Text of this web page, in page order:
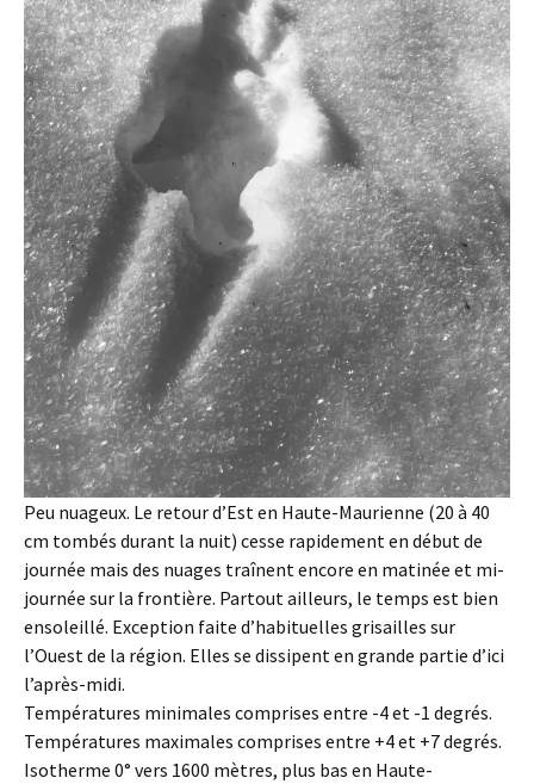
Peu nuageux. Le retour d’Est en Haute-Maurienne (20 à 40
cm tombés durant la nuit) cesse rapidement en début de
journée mais des nuages traînent encore en matinée et mi-
journée sur la frontière. Partout ailleurs, le temps est bien
ensoleillé. Exception faite d’habituelles grisailles sur
l’Ouest de la région. Elles se dissipent en grande partie d’ici
l’après-midi.
Températures minimales comprises entre -4 et -1 degrés.
Températures maximales comprises entre +4 et +7 degrés.
Isotherme 0° vers 1600 mètres, plus bas en Haute-